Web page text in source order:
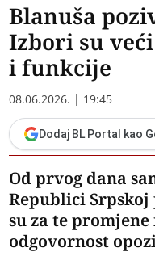
Blanuša
Izbori su
i funkcije
08.06.2026. | 19:45
Dodaj BL Portal kao
Od prvog dana
Republici
su za te
odgovornost